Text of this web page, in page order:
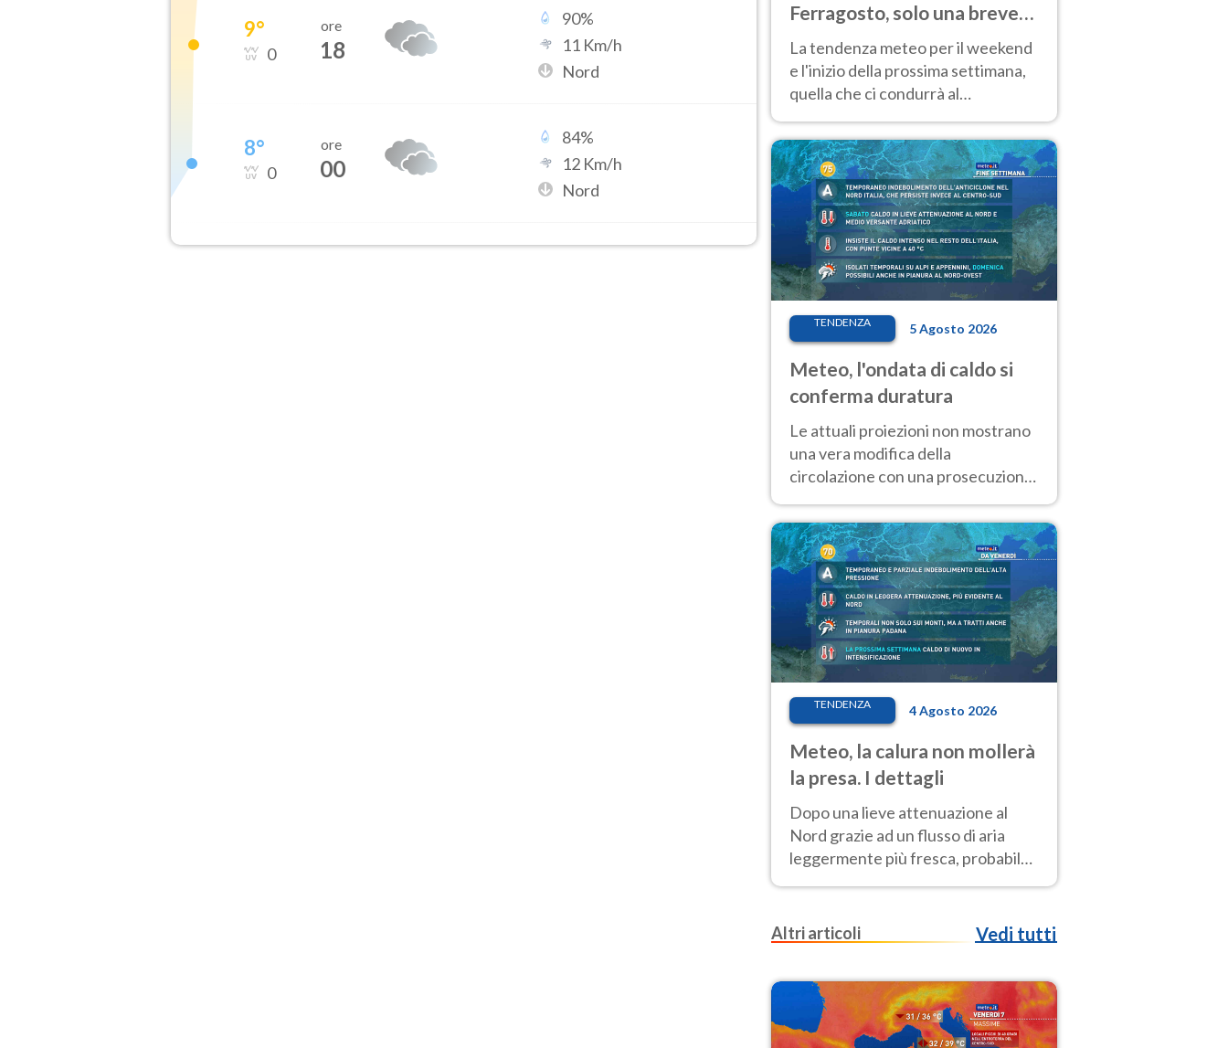
9°
0
ore
18
90%
11 Km/h
Nord
8°
0
ore
00
84%
12 Km/h
Nord
Ferragosto, solo una breve
pausa. Ecco dove
La tendenza meteo per il weekend
e l'inizio della prossima settimana,
quella che ci condurrà al
temperature molto elevate
TENDENZA 5 Agosto 2026
Meteo, l'ondata di caldo si
conferma duratura
Le attuali proiezioni non mostrano
una vera modifica della
circolazione con una prosecuzione
giorni, compresa la settimana di
Ferragosto
TENDENZA 4 Agosto 2026
Meteo, la calura non mollerà
la presa. I dettagli
Dopo una lieve attenuazione al
Nord grazie ad un flusso di aria
leggermente più fresca, probabile
nuovo rinforzo dell’anticiclone
Altri articoli
Vedi tutti